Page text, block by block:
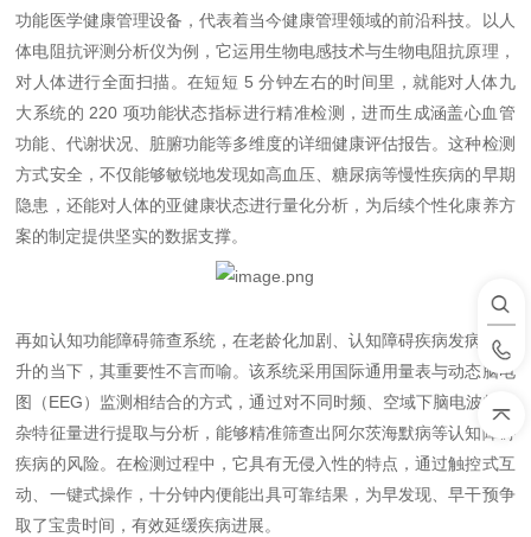
功能医学健康管理设备，代表着当今健康管理领域的前沿科技。以人
体电阻抗评测分析仪为例，它运用生物电感技术与生物电阻抗原理，
对人体进行全面扫描。在短短 5分钟左右的时间里，就能对人体九
大系统的 220 项功能状态指标进行精准检测，进而生成涵盖心血管
功能、代谢状况、脏腑功能等多维度的详细健康评估报告。这种检测
方式安全，不仅能够敏锐地发现如高血压、糖尿病等慢性疾病的早期
隐患，还能对人体的亚健康状态进行量化分析，为后续个性化康养方
案的制定提供坚实的数据支撑。
再如认知功能障碍筛查系统，在老龄化加剧、认知障碍疾病发病率上
升的当下，其重要性不言而喻。该系统采用国际通用量表与动态脑电
图（EEG）监测相结合的方式，通过对不同时频、空域下脑电波的复
杂特征量进行提取与分析，能够精准筛查出阿尔茨海默病等认知障碍
疾病的风险。在检测过程中，它具有无侵入性的特点，通过触控式互
动、一键式操作，十分钟内便能出具可靠结果，为早发现、早干预争
取了宝贵时间，有效延缓疾病进展。